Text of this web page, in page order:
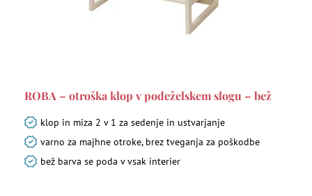
ROBA – otroška klop v podeželskem slogu – bež
klop in miza 2 v 1 za sedenje in ustvarjanje
varno za majhne otroke, brez tveganja za poškodbe
bež barva se poda v vsak interier